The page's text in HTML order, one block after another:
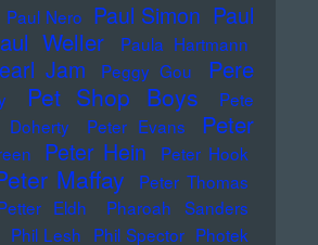
Paul Nero Paul Simon Paul
Weller Paula Hartmann
Jam Peggy Gou
Pere
Pet Shop Boys
Pete
Doherty Peter Evans
Peter
Peter Hein
Peter Hook
Maffay
Peter Thomas
Eldh Pharoah Sanders
Phil Lesh Phil Spector Photek